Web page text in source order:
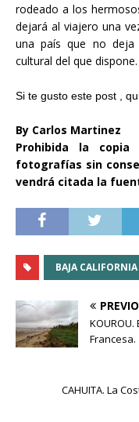
rodeado a los
dejará al viajero una
una país que no deja
cultural del que dispone.
Si te gusto este post ,
By Carlos Martinez
Prohibida la
fotografías sin
vendrá citada la
BAJA
Francesa.
CAHUITA. La